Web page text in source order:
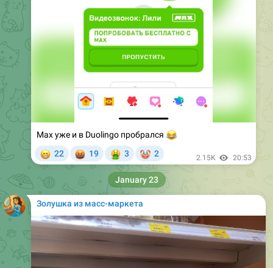
Max уже и в Duolingo пробрался
😂
Золушка из масс-маркета
January 23